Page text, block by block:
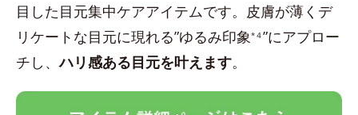
目した目元集中ケアアイテムです。皮膚が薄くデ
リケートな目元に現れる”ゆるみ印象*４”にアプロー
チし、ハリ感ある目元を叶えます。